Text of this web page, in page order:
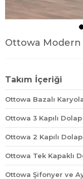
Ottowa Modern
Takım İçeriği
Ottowa Bazalı
Ottowa 3 Kapılı Dolap
Ottowa 2 Kapılı Dolap
Ottowa Tek Kapaklı
Ottowa Şifonyer ve